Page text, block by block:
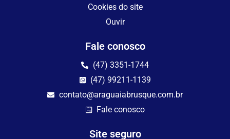
Cookies do site
Ouvir
Fale conosco
(47) 3351-1744
(47) 99211-1139
contato@araguaiabrusque.com.br
Fale conosco
Site seguro